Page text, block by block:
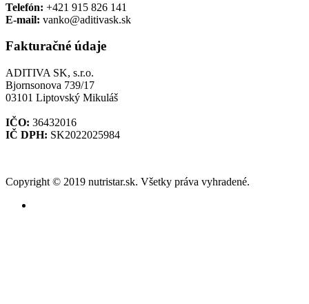
Telefón: +421 915 826 141
E-mail: vanko@aditivask.sk
Fakturačné údaje
ADITIVA SK, s.r.o.
Bjornsonova 739/17
03101 Liptovský Mikuláš
IČO: 36432016
IČ DPH: SK2022025984
Copyright © 2019 nutristar.sk. Všetky práva vyhradené.